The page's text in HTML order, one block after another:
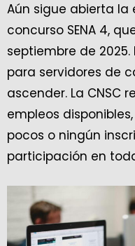
Aún sigue abierta la
concurso SENA 4,
septiembre de
para servidores de
ascender. La CNSC
empleos
pocos o ningún
participación en